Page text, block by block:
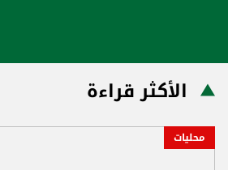
الأكثر قراءة
محليات